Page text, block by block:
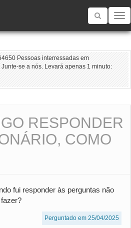
Toggle
Pessoas interressadas em
se a nós. Levará apenas 1 minuto:
RESPONDER
COMO
fui responder às perguntas não
Perguntado em 25/04/2025